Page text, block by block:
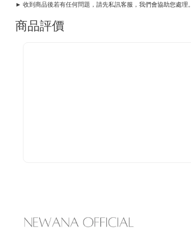
► 收到商品後若有任何問題，請先私訊客服，我們會協助您處理。
商品評價